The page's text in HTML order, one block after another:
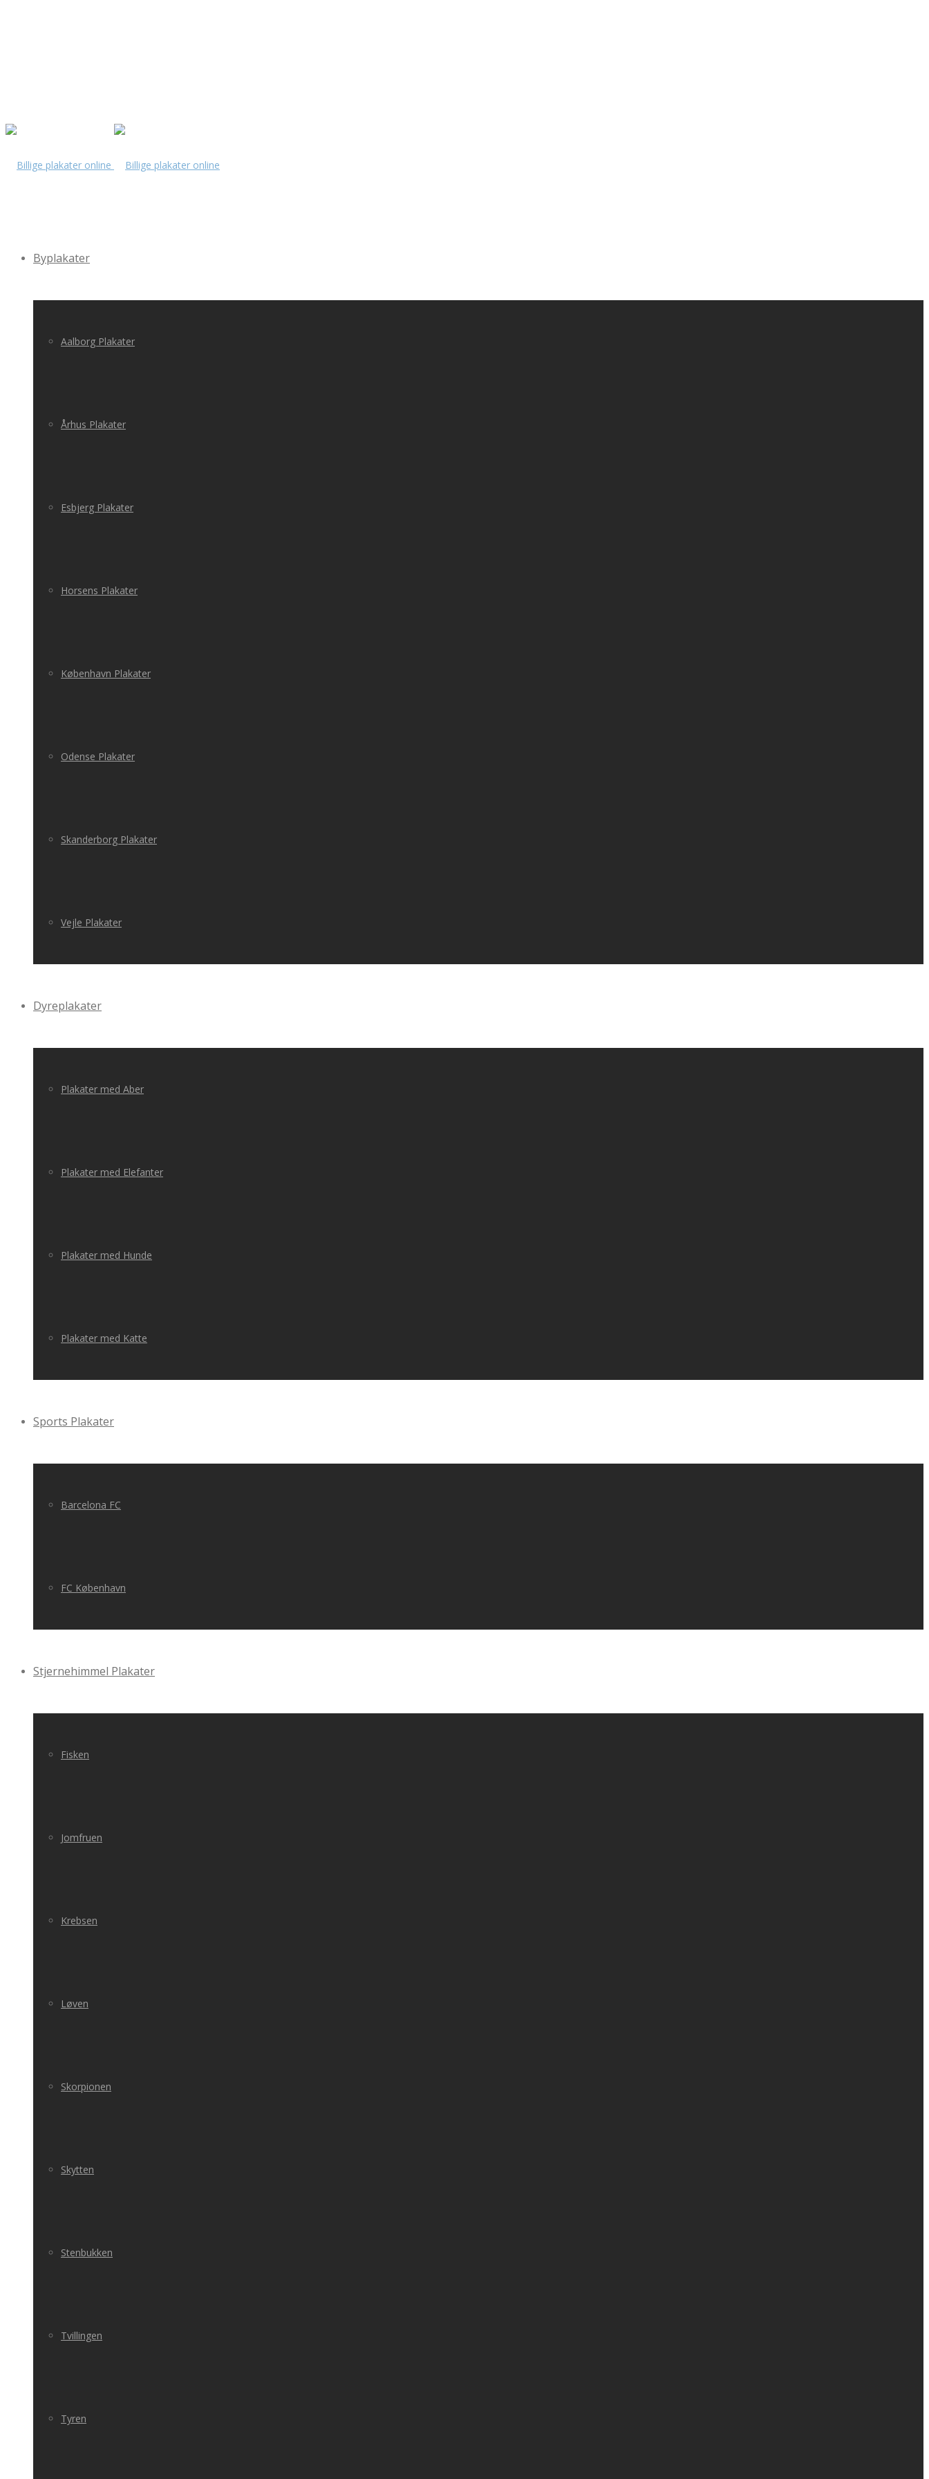
Byplakater
Aalborg Plakater
Århus Plakater
Esbjerg Plakater
Horsens Plakater
København Plakater
Odense Plakater
Skanderborg Plakater
Vejle Plakater
Dyreplakater
Plakater med Aber
Plakater med Elefanter
Plakater med Hunde
Plakater med Katte
Sports Plakater
Barcelona FC
FC København
Stjernehimmel Plakater
Fisken
Jomfruen
Krebsen
Løven
Skorpionen
Skytten
Stenbukken
Tvillingen
Tyren